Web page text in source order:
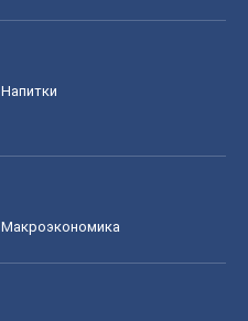
Напитки
Mакроэкономика